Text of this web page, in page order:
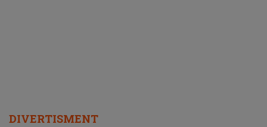
DIVERTISMENT